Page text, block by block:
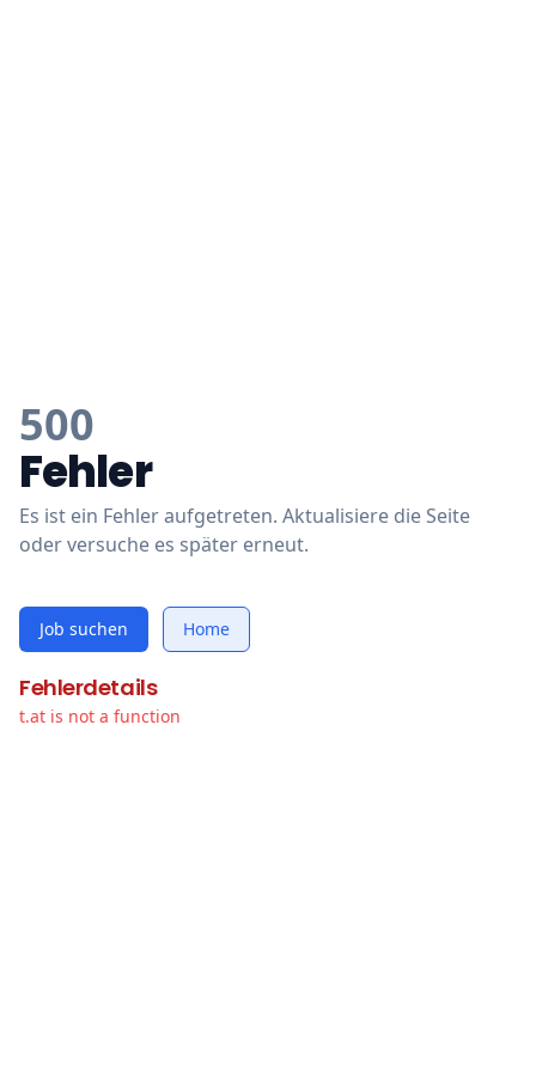
500
Fehler
Es ist ein Fehler aufgetreten. Aktualisiere die Seite
oder versuche es später erneut.
Job suchen Home
Fehlerdetails
t.at is not a function